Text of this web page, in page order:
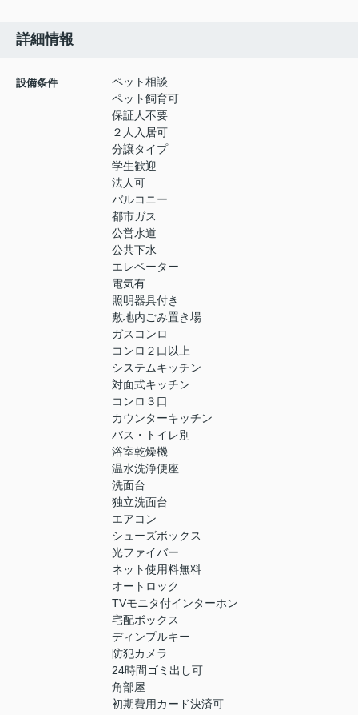
詳細情報
設備条件
ペット相談
ペット飼育可
保証人不要
２人入居可
分譲タイプ
学生歓迎
法人可
バルコニー
都市ガス
公営水道
公共下水
エレベーター
電気有
照明器具付き
敷地内ごみ置き場
ガスコンロ
コンロ２口以上
システムキッチン
対面式キッチン
コンロ３口
カウンターキッチン
バス・トイレ別
浴室乾燥機
温水洗浄便座
洗面台
独立洗面台
エアコン
シューズボックス
光ファイバー
ネット使用料無料
オートロック
TVモニタ付インターホン
宅配ボックス
ディンプルキー
防犯カメラ
24時間ゴミ出し可
角部屋
初期費用カード決済可